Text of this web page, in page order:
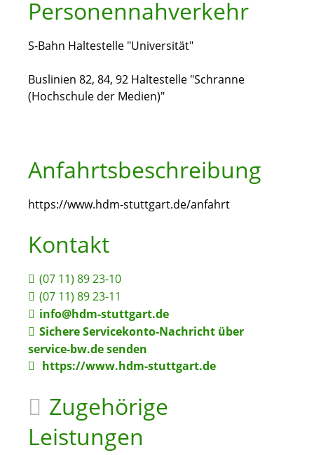
Personennahverkehr
S-Bahn Haltestelle "Universität"
Buslinien 82, 84, 92 Haltestelle "Schranne
(Hochschule der Medien)"
Anfahrtsbeschreibung
https://www.hdm-stuttgart.de/anfahrt
Kontakt
(07 11) 89 23-10
(07 11) 89 23-11
info@hdm-stuttgart.de
Sichere Servicekonto-Nachricht über
service-bw.de senden
https://www.hdm-stuttgart.de
Zugehörige
Leistungen